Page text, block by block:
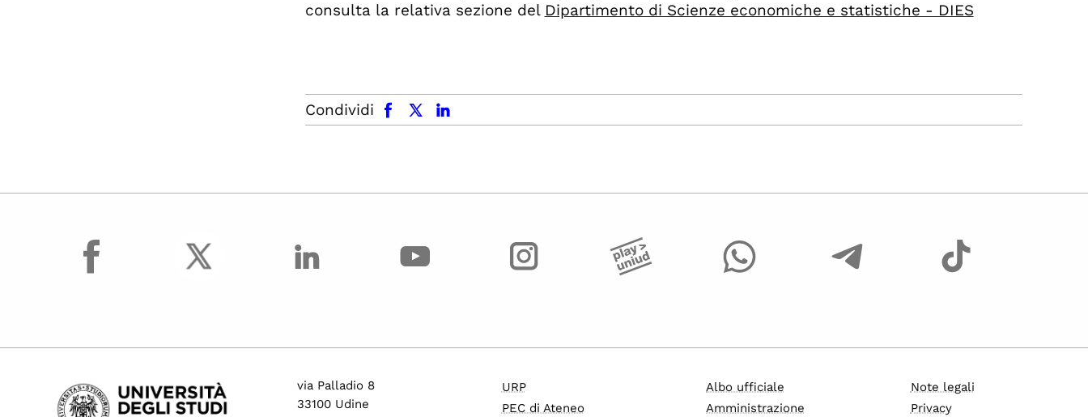
consulta la relativa sezione del Dipartimento di Scienze economiche e statistiche - DIES
Condividi
facebook x.com linkedin
facebook
via Palladio 8
33100 Udine
URP
PEC di Ateneo
Albo ufficiale
Amministrazione
Note legali
Privacy